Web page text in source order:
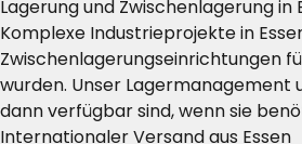
Lagerung und Zwischenlagerung in
Komplexe Industrieprojekte in
Zwischenlagerungseinrichtungen
wurden. Unser Lagermanagement
dann verfügbar sind, wenn sie
Internationaler Versand aus Essen